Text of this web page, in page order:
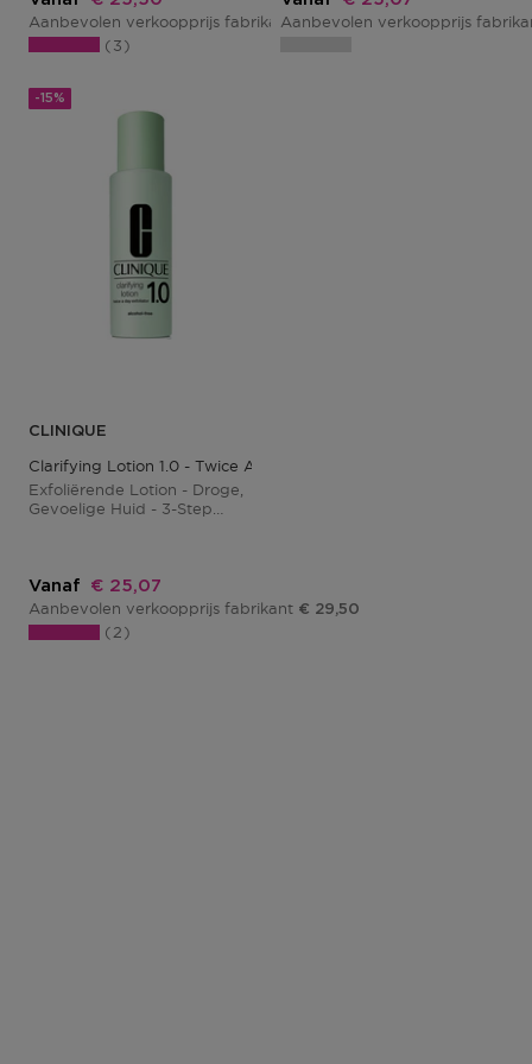
Aanbevolen verkoopprijs fabrikant€ 30,00
3
Aanbevolen verkoopprijs
-15%
CLINIQUE
Clarifying Lotion 1.0 - Twice A Day Exfoliator
Exfoliërende Lotion - Droge,
Gevoelige Huid - 3-Step
Vanaf Kortingsprijs
€ 25,07
Aanbevolen verkoopprijs fabrikant € 29,50
2